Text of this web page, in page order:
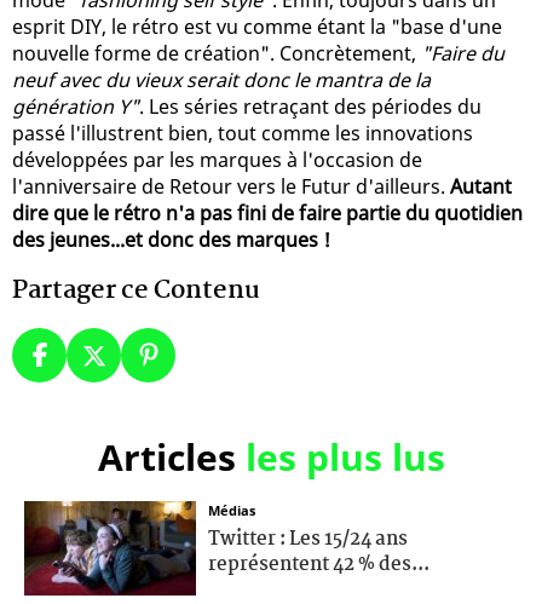
esprit DIY, le rétro est vu comme étant la "base d'une
nouvelle forme de création". Concrètement, "Faire du
neuf avec du vieux serait donc le mantra de la
génération Y". Les séries retraçant des périodes du
passé l'illustrent bien, tout comme les innovations
développées par les marques à l'occasion de
l'anniversaire de Retour vers le Futur d'ailleurs. Autant
dire que le rétro n'a pas fini de faire partie du quotidien
des jeunes...et donc des marques !
Partager ce Contenu
Articles les plus lus
Médias
Twitter : Les 15/24 ans
représentent 42 % des...